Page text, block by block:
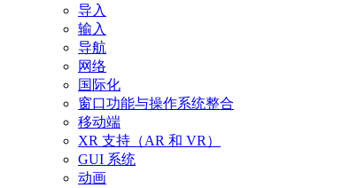
导入
输入
导航
网络
国际化
窗口功能与操作系统整合
移动端
XR 支持（AR 和 VR）
GUI 系统
动画